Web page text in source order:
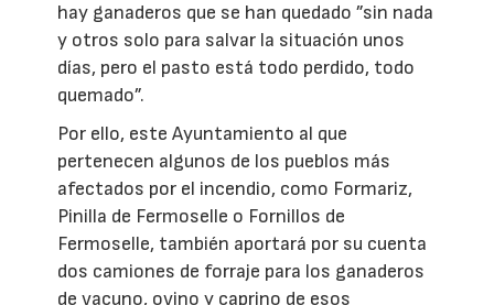
hay ganaderos que se han quedado ”sin nada
y otros solo para salvar la situación unos
días, pero el pasto está todo perdido, todo
quemado”.
Por ello, este Ayuntamiento al que
pertenecen algunos de los pueblos más
afectados por el incendio, como Formariz,
Pinilla de Fermoselle o Fornillos de
Fermoselle, también aportará por su cuenta
dos camiones de forraje para los ganaderos
de vacuno, ovino y caprino de esos